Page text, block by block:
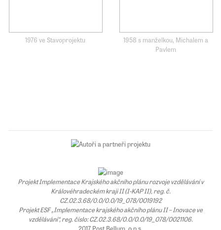
1976 ve Stavoprojektu
1958 s manželkou, Michalem a
Pavlem
Projekt Implementace Krajského akčního plánu rozvoje vzdělávání v
Královéhradeckém kraji II (I-KAP II), reg. č.
CZ.02.3.68/0.0/0.0/19_078/0019192
Projekt ESF „Implementace krajského akčního plánu II – Inovace ve
vzdělávání“, reg. číslo: CZ.02.3.68/0.0/0.0/19_078/0021106.